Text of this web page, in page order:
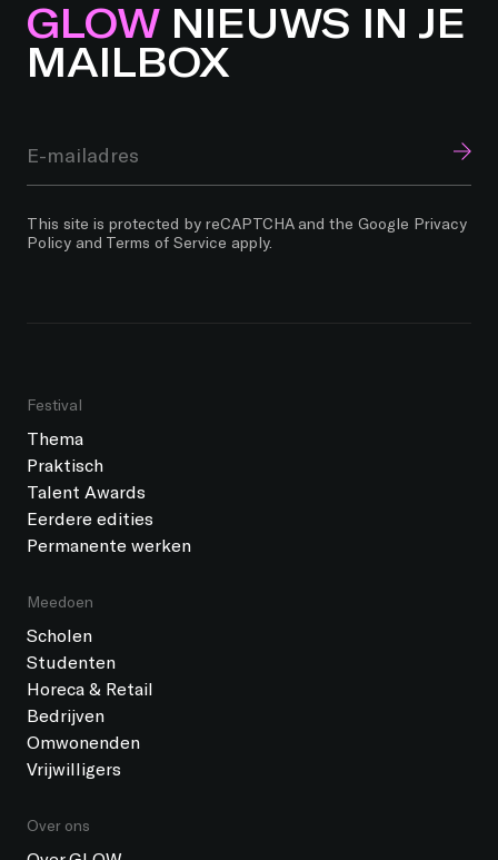
Festival
Thema
Praktisch
Talent Awards
Eerdere edities
Permanente werken
Meedoen
Scholen
Studenten
Horeca & Retail
Bedrijven
Omwonenden
Vrijwilligers
Over ons
GLOWNIEUWS IN JE
MAILBOX
This site is protected by reCAPTCHA and the Google Privacy
Policy and Terms of Service apply.